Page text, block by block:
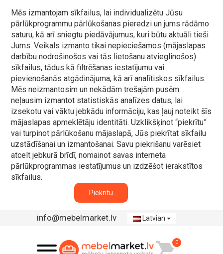
Mēs izmantojam sīkfailus, lai individualizētu Jūsu
pārlūkprogrammu pārlūkošanas pieredzi un jums rādāmo
saturu, kā arī sniegtu piedāvājumus, kuri būtu aktuāli tieši
Jums. Veikals izmanto tikai nepieciešamos (mājaslapas
darbību nodrošinošos vai tās lietošanu atvieglinošos)
sīkfailus, tādus kā filtrēšanas iestatījumu vai
pievienošanās atgādinājuma, kā arī analītiskos sīkfailus.
Mēs neizmantosim un nekādām trešajām pusēm
neļausim izmantot statistiskās analīzes datus, lai
izsekotu vai vāktu jebkādu informāciju, kas ļauj noteikt šīs
mājaslapas apmeklētāju identitāti. Uzklikšķinot “piekrītu”
vai turpinot pārlūkošanu mājaslapā, Jūs piekrītat sīkfailu
uzstādīšanai un izmantošanai. Savu piekrišanu varēsiet
atcelt jebkurā brīdī, nomainot savas interneta
pārlūkprogrammas iestatījumus un izdzēšot ierakstītos
sīkfailus.
Piekritu
info@mebelmarket.lv Latvian
0